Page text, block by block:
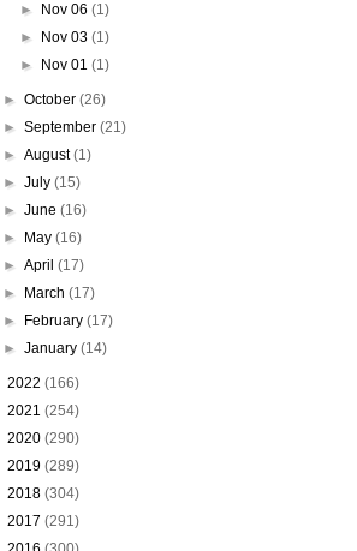
►
Nov 06(1)
►
Nov 03(1)
►
Nov 01(1)
► October (26)
► September (21)
► August(1)
► July (15)
► June (16)
►
May (16)
► April (17)
►
March (17)
►
February (17)
► January (14)
2022 (166)
2021 (254)
2020 (290)
2019 (289)
2018 (304)
2017 (291)